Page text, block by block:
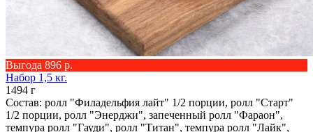
Выгода 896 р.
Набор 1,5 кг.
1494 г
Состав: ролл "Филадельфия лайт" 1/2 порции, ролл "Старт"
1/2 порции, ролл "Энерджи", запеченный ролл "Фараон",
темпура ролл "Гауди", ролл "Титан", темпура ролл "Лайк",